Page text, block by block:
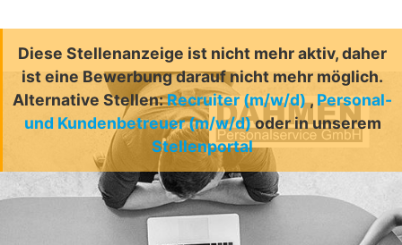
Diese Stellenanzeige ist nicht mehr aktiv, daher
ist eine Bewerbung darauf nicht mehr möglich.
Alternative Stellen:Recruiter (m/w/d), Personal-
und Kundenbetreuer (m/w/d)oder in unserem
Stellenportal